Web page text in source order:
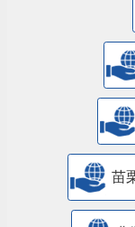
苗